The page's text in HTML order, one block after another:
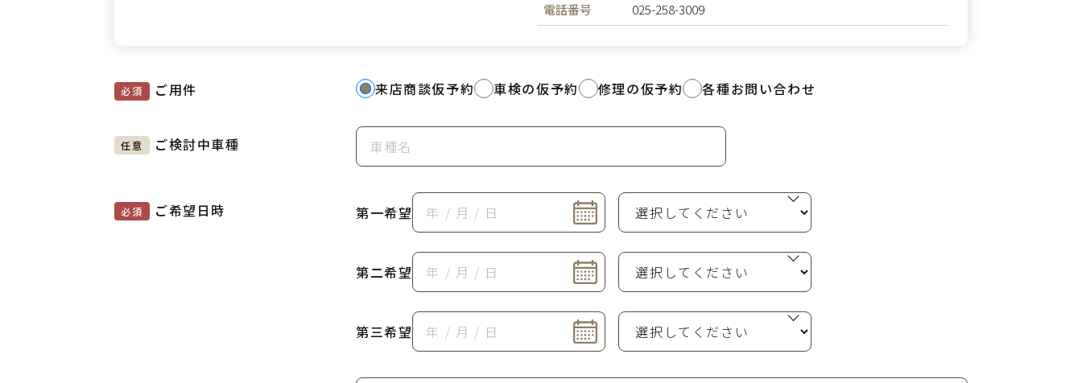
電話番号
025-258-3009
必須 ご用件 来店商談仮予約 車検の仮予約 修理の仮予約 各種お問い合わせ
任意 ご検討中車種
必須 ご希望日時 第一希望
第二希望
第三希望